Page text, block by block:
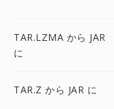
TAR.LZMA から JAR
に
TAR.Z から JAR に